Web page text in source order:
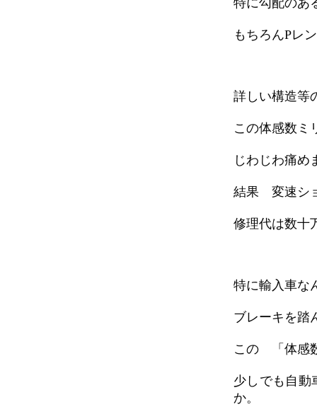
特に勾配のあ
もちろんPレ
詳しい構造等
この体感数
じわじわ痛め
結果 変速シ
修理代は数十
特に輸入車な
ブレーキを踏
この 「体感
少しでも自
か。